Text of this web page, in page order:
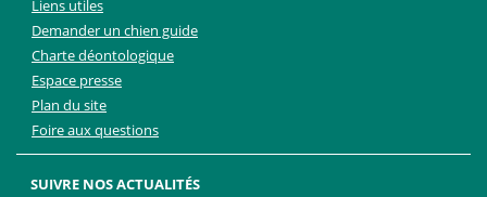
Liens utiles
Demander un chien guide
Charte déontologique
Espace presse
Plan du site
Foire aux questions
SUIVRE NOS ACTUALITÉS